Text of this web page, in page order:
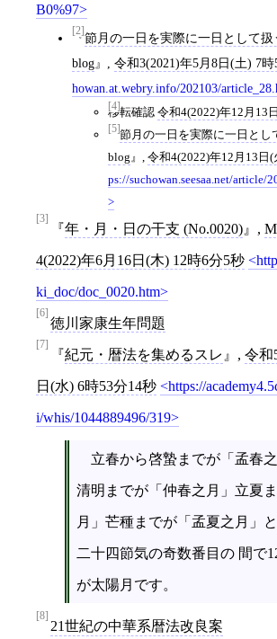
B0%97
[2]節月の一日を実際に一日として扱
blog
令和3(2021)年5月8日(土) 7時
howan.at.webry.info/202103/
[4]
移転確認 令和4(2022)年12月13
[5]節月の一日を実際に一日とし
blog
令和4(2022)年12月13日
ps://suchowan.seesaa.net/article/
[3]
年・月・日の干支 (No.0020) ,
4(2022)年6月16日(木) 12時6分5秒
ki_doc/doc_0020.htm
[6]
徳川家康生年問題
[7]
紀元・暦法を集めるスレ , 令和
日(水) 6時53分14秒 https://
i/whis/1044889496/319
立春から啓蟄までが「孟春
清明までが「仲春之月」立夏
月」芒種までが「孟夏之月」
二十四節気の奇数番目の 間で
が太陽月です。
[8]
21世紀の中華系暦法改良案